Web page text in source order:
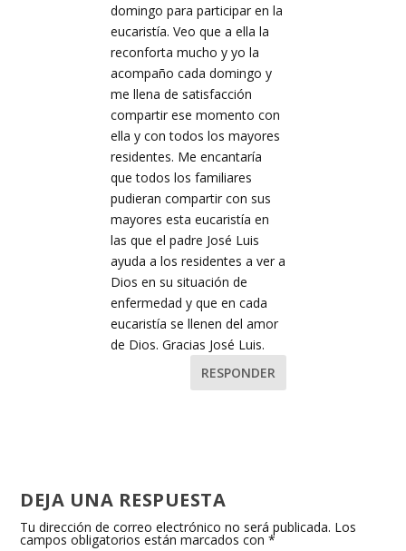
domingo para participar en la
eucaristía. Veo que a ella la
reconforta mucho y yo la
acompaño cada domingo y
me llena de satisfacción
compartir ese momento con
ella y con todos los mayores
residentes. Me encantaría
que todos los familiares
pudieran compartir con sus
mayores esta eucaristía en
las que el padre José Luis
ayuda a los residentes a ver a
Dios en su situación de
enfermedad y que en cada
eucaristía se llenen del amor
de Dios. Gracias José Luis.
RESPONDER
DEJA UNA RESPUESTA
Tu dirección de correo electrónico no será publicada. Los
campos obligatorios están marcados con*